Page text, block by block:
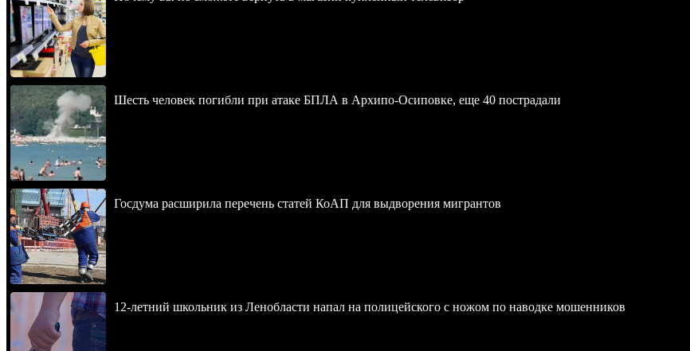
Шесть человек погибли при атаке БПЛА в Архипо-Осиповке, еще 40 пострадали
Госдума расширила перечень статей КоАП для выдворения мигрантов
12-летний школьник из Ленобласти напал на полицейского с ножом по наводке мошенников